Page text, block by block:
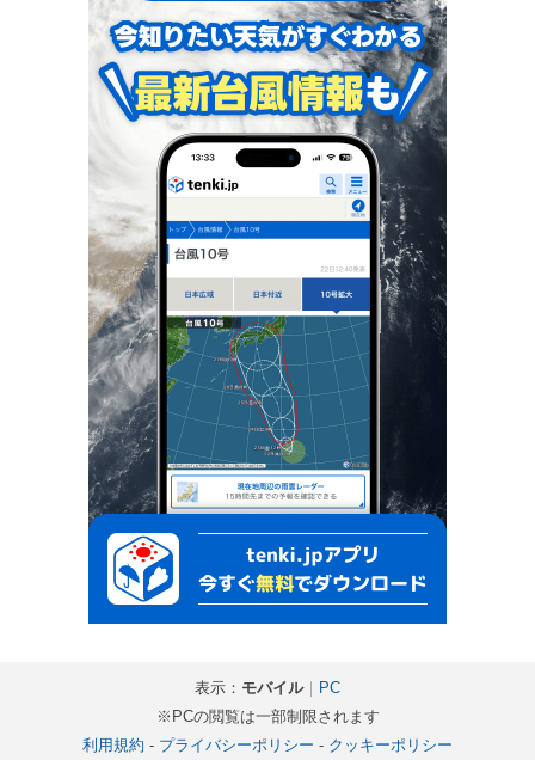
表示： モバイル｜
PC
※PCの閲覧は一部制限されます
利用規約 - プライバシーポリシー - クッキーポリシー